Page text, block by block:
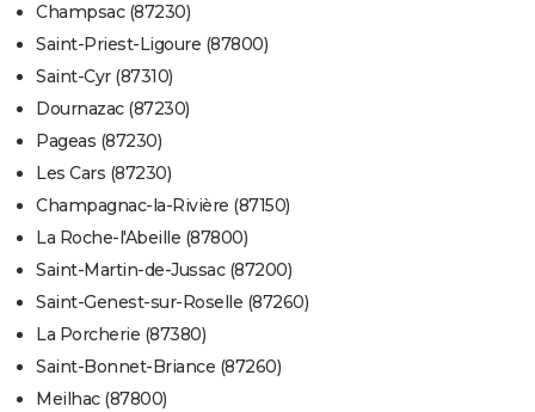
Champsac (87230)
Saint-Priest-Ligoure (87800)
Saint-Cyr (87310)
Dournazac (87230)
Pageas (87230)
Les Cars (87230)
Champagnac-la-Rivière (87150)
La Roche-l'Abeille (87800)
Saint-Martin-de-Jussac (87200)
Saint-Genest-sur-Roselle (87260)
La Porcherie (87380)
Saint-Bonnet-Briance (87260)
Meilhac (87800)